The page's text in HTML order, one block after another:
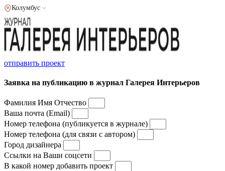
Колумбус
отправить проект
Заявка на публикацию в журнал Галерея Интерьеров
Фамилия Имя Отчество
Ваша почта (Email)
Номер телефона (публикуется в журнале)
Номер телефона (для связи с автором)
Город дизайнера
Ссылки на Ваши соцсети
В какой номер добавить проект